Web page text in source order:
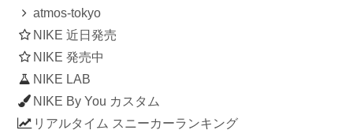
atmos-tokyo
NIKE 近日発売
NIKE 発売中
NIKE LAB
NIKE By You カスタム
リアルタイム スニーカーランキング